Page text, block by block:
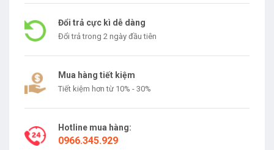
Đổi trả cực kì dễ dàng
Đổi trả trong 2 ngày đầu tiên
Mua hàng tiết kiệm
Tiết kiệm hơn từ 10% - 30%
Hotline mua hàng:
0966.345.929